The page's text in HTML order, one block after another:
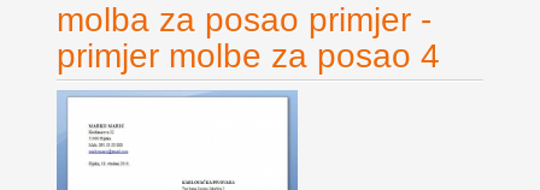
molba za posao primjer -
primjer molbe za posao 4